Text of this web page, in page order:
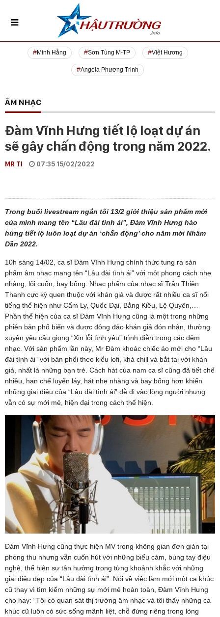
Minh Hằng Sơn Tùng M-TP Việt Hương
Angela Phương Trinh
ÂM NHẠC
Đàm Vĩnh Hưng tiết lộ loạt dự án
sẽ gây chấn động trong năm 2022.
MR TI 07:35 15/02/2022
Trong buổi livestream ngắn tối 13/2 giới thiệu sản phẩm mới
của mình mang tên “Lâu đài tình ái”, Đàm Vĩnh Hưng hào
hứng tiết lộ luôn loạt dự án ‘chấn động’ cho năm mới Nhâm
Dần 2022.
10h sáng 14/02, ca sĩ Đàm Vĩnh Hưng chính thức tung ra sản
phẩm âm nhạc mang tên “Lâu đài tình ái” với một phong cách nhẹ
nhàng, lôi cuốn, bay bổng. Nhạc phẩm của nhạc sĩ Trần Thiện
Thanh cực kỳ quen thuộc với khán giả và được rất nhiều ca sĩ nổi
tiếng thể hiện như Cẩm Ly, Quốc Đại, Bằng Kiều, Lệ Quyên,…
Phần thể hiện của ca sĩ Đàm Vĩnh Hưng cũng là một trong những
phiên bản phổ biến và được đông đảo khán giả đón nhận, thường
xuyên yêu cầu giọng “Xin lỗi tình yêu” trình diễn trong các đêm
nhạc. Với sản phẩm lần này, Mr Đàm khoác chiếc áo mới cho “Lâu
đài tình ái” với bản phối theo kiểu lofi, khá chill và bắt tai với khán
giả, nhất là những bạn trẻ. Cách hát của nam ca sĩ cũng đã tiết chế
nhiều, hạn chế luyến láy, hát nhẹ nhàng và bay bổng hơn khiến
những giai điệu của “Lâu đài tình ái” dễ đi vào lòng người nhưng
vẫn có sự mới mẻ, hiện đại trong cách thể hiện.
Đàm Vĩnh Hưng cũng thực hiện MV trong không gian đơn giản tại
phòng thu nhưng vẫn cuốn hút với những biểu cảm, búng tay điệu
nghệ, thể hiện sự tận hưởng trong từng khoảnh khắc với những
giai điệu đẹp của “Lâu đài tình ái”. Nói về việc làm mới một ca khúc
cũ thay vì tìm kiếm những sự mới mẻ hoàn toàn, Đàm Vĩnh Hưng
cho hay: “Tôi có quan sát thị trường âm nhạc và tôi thấy những ca
khúc cũ luôn có sức sống mãnh liệt, chỗ đứng riêng trong lòng